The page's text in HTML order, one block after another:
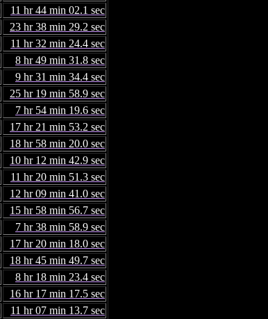
11 hr 44 min 02.1 sec
23 hr 38 min 29.2 sec
11 hr 32 min 24.4 sec
8 hr 49 min 31.8 sec
9 hr 31 min 34.4 sec
25 hr 19 min 58.9 sec
7 hr 54 min 19.6 sec
17 hr 21 min 53.2 sec
18 hr 58 min 20.0 sec
10 hr 12 min 42.9 sec
11 hr 20 min 51.3 sec
12 hr 09 min 41.0 sec
15 hr 58 min 56.7 sec
7 hr 38 min 58.9 sec
17 hr 20 min 18.0 sec
18 hr 45 min 49.7 sec
8 hr 18 min 23.4 sec
16 hr 17 min 17.5 sec
11 hr 07 min 13.7 sec